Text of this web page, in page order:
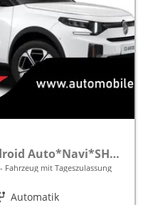
MAX Hybrid 145 6AT Android Auto*Navi*SHZ*Kamera*Totwinkel*Keyless*17"*Klimaauto
Fahrzeug mit Tageszulassung
Getriebe Automatik